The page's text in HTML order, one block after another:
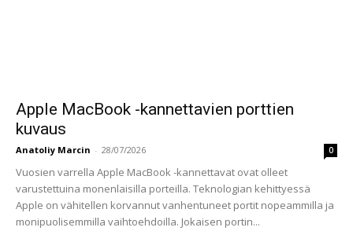
Apple MacBook -kannettavien porttien
kuvaus
Anatoliy Marcin - 28/07/2026 0
Vuosien varrella Apple MacBook -kannettavat ovat olleet
varustettuina monenlaisilla porteilla. Teknologian kehittyessä
Apple on vähitellen korvannut vanhentuneet portit nopeammilla ja
monipuolisemmilla vaihtoehdoilla. Jokaisen portin...